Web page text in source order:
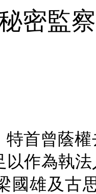
密監察
特首曾蔭
以作為執
國雄及古